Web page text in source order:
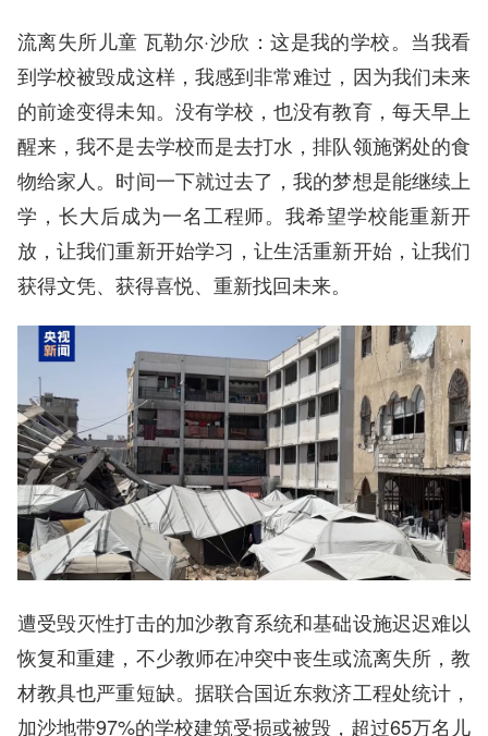
流离失所儿童 瓦勒尔·沙欣：这是我的学校。当我看
到学校被毁成这样，我感到非常难过，因为我们未来
的前途变得未知。没有学校，也没有教育，每天早上
醒来，我不是去学校而是去打水，排队领施粥处的食
物给家人。时间一下就过去了，我的梦想是能继续上
学，长大后成为一名工程师。我希望学校能重新开
放，让我们重新开始学习，让生活重新开始，让我们
获得文凭、获得喜悦、重新找回未来。
遭受毁灭性打击的加沙教育系统和基础设施迟迟难以
恢复和重建，不少教师在冲突中丧生或流离失所，教
材教具也严重短缺。据联合国近东救济工程处统计，
加沙地带97%的学校建筑受损或被毁，超过65万名儿